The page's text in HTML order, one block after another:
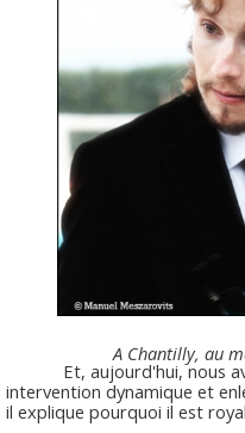
A Chantilly, au
Et, aujourd'hui, nous
intervention dynamique et
il explique pourquoi il est